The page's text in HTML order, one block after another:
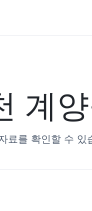
계
료를 확인할 수 있